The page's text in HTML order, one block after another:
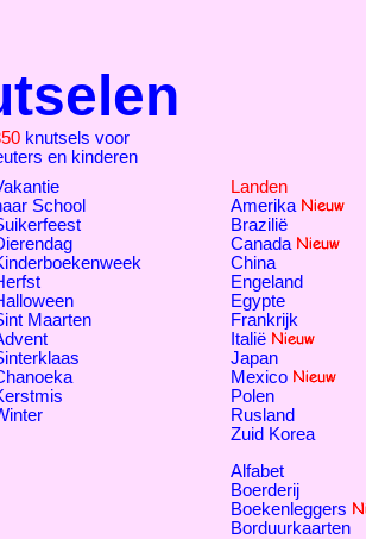
knutsels voor
en kinderen
School
Maarten
Landen
Amerika
Brazilië
Canada
China
Engeland
Egypte
Frankrijk
Italië
Japan
Mexico
Polen
Rusland
Zuid Korea
Alfabet
Boerderij
Boekenleggers
Borduurkaarten